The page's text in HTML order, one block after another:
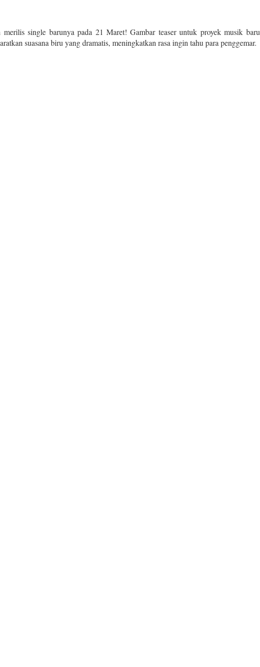
single barunya pada 21 Maret! Gambar teaser untuk proyek musik baru
suasana biru yang dramatis, meningkatkan rasa ingin tahu para penggemar.